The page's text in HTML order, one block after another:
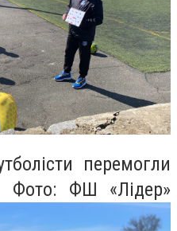
перемогли
Фото: ФШ «Лідер»